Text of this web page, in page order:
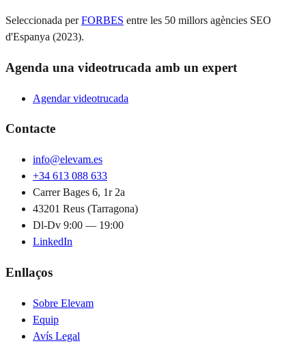
Seleccionada per FORBES entre les 50 millors agències SEO
d'Espanya (2023).
Agenda una videotrucada amb un expert
Agendar videotrucada
Contacte
info@elevam.es
+34 613 088 633
Carrer Bages 6, 1r 2a
43201 Reus (Tarragona)
Dl-Dv 9:00 — 19:00
LinkedIn
Enllaços
Sobre Elevam
Equip
Avís Legal